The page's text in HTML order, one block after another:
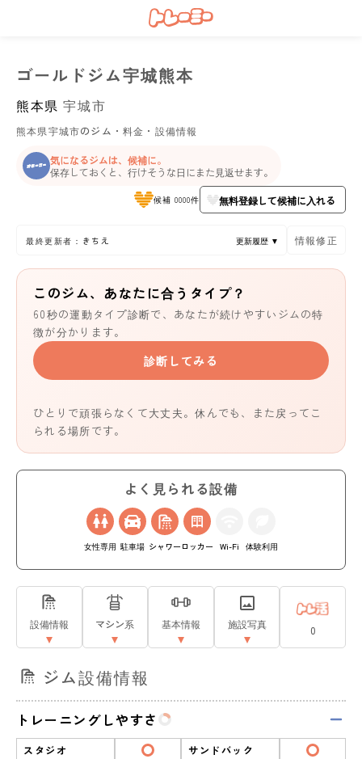
ゴールドジム宇城熊本
熊本県 宇城市
熊本県宇城市のジム・料金・設備情報
気になるジムは、候補に。
保存しておくと、行けそうな日にまた見返せます。
候補 0000件 無料登録して候補に入れる
最終更新者：きちえ 更新履歴 ▼ 情報修正
このジム、あなたに合うタイプ？
60秒の運動タイプ診断で、あなたが続けやすいジムの特
徴が分かります。
診断してみる
ひとりで頑張らなくて大丈夫。休んでも、また戻ってこ
られる場所です。
よく見られる設備
女性専用 駐車場 シャワー ロッカー Wi-Fi 体験利用
設備情報 マシン系 基本情報 施設写真 0
ジム設備情報
トレーニングしやすさ
スタジオ サンドバック